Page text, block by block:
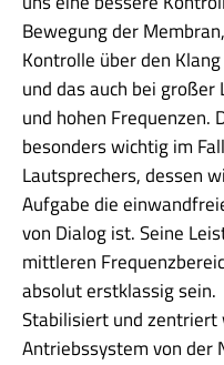
Bewegung der
Kontrolle über den
und das auch bei großer
und hohen Frequenzen.
besonders wichtig im
Lautsprechers, dessen
Aufgabe die
von Dialog ist. Seine
mittleren
absolut erstklassig sein.
Stabilisiert und zentriert
Antriebssystem von der